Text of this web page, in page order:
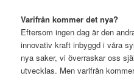
Varifrån kommer det nya?
Eftersom ingen dag är den
innovativ kraft inbyggd i våra
nya saker, vi överraskar oss
utvecklas. Men varifrån